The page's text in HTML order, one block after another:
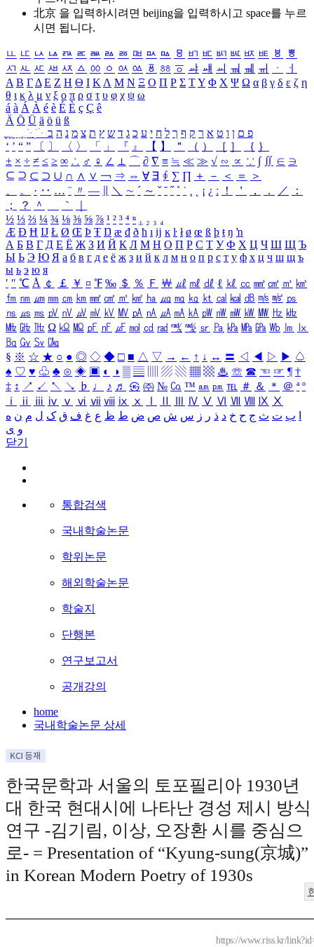
北京 을 입력하시려면 beijing을 입력하시고 space를 누르
시면 됩니다.
ㅥ ㅦ ㅧ ㅨ ㅩ ㅪ ㅫ ㅬ ㅭ ㅮ ㅯ ㅰ ㅱ ㅲ ㅳ ㅴ ㅵ ㅶ ㅷ ㅸ
ㅹ
ㅺ ㅻ ㅼ ㅽ ㅾ ㅿ ㆀ ㆁ ㆂ ㆃ ㆄ ㆅ ㆆ ㆇ ㆈ ㆉ ㆊ ㆋ ㆌ ㆍ
ㆎ
Α Β ΓΔ Ε Ζ Η Θ Ι ΚΛ Μ Ν Ξ Ο Π Ρ Σ ΤΥ Φ Χ Ψ Ω α β γ δ ε ζ η
θ ι κ λ μ ν ξ ο π ρ σ τ υ φ χ ψ ω
á à Á À é è É È ç Ç ê
Ä Ö Ü ä ö ü ß
ִֶֹ ֻּ ׁׂ פ ם ן ו ט א ר ק ף ך ל ח י ע כ ג ד ש ץ ת צ מ נ ה ב
‘ ’ “ ” 〔 〕 〈 〉 「 」 『 』 【 】 ＂ （ ） ［ ］ ｛ ｝
± × ÷ ≠ ≤ ≥ ∞ ∴ ♂ ♀ ∠ ⊥ ⌒ ∂ ∇ ≡ ≒ ≪ ≫ √ ∽ ∝ ∵ ∫ ∬ ∈ ∋
⊆ ⊇ ⊂ ⊃ ∪ ∩ ∧ ∨ ￢ ⇒ ⇔ ∀ ∃ ∮ ∑ ∏ ＋ － ＜ ＝
＞
、
。 · ‥ … ¨ 〃 ― ＼ ∼ ´ ～ ˇ ˘ ˝ ˚ ˙ ¸ ¡ ¿ ː ！ ＇ ， ． ／
：
；
？ ＾ ｀
½ ⅓ ⅔ ¼ ¾ ⅛ ⅜ ⅝ ⅞ ¹ ² ³ ⁴ ⁿ ₁ ₂ ₃ ₄
Æ Ð Ħ Ĳ Ł Ø Œ Þ Ŧ Ŋ æ đ ð ħ ı ĳ ĸ ŀ ł ø œ ß þ ŧ ŋ ŉ
А Б В Г Д Е Ё Ж З И Й К Л М Н О П Р С Т У Ф Х Ц Ч Ш Щ Ъ
Ы Ь Э Ю Я а б в г д е ё ж з и й к л м н о п р с т у ф х ц ч ш щ ъ
ы ь э ю я
′ ″ ℃ Å ￠ ￡ ￥ ¤ ℉ ‰ ＄ ％ Ｆ ￦ ㎕ ㎖ ㎗ ℓ ㎘ ㏄ ㎣ ㎤ ㎥ ㎦
㎙ ㎚ ㎛ ㎜ ㎝ ㎞ ㎟ ㎠ ㎡ ㎢ ㏊ ㎍ ㎎ ㎏ ㏏ ㎈ ㎉ ㏈ ㎧ ㎨ ㎰
㎱ ㎲ ㎳ ㎴ ㎵ ㎶ ㎷ ㎸ ㎹ ㎀ ㎁ ㎂ ㎃ ㎄ ㎺ ㎻ ㎽ ㎾ ㎿ ㎐ ㎑
㎒ ㎓ ㎔ Ω ㏀ ㏁ ㎊ ㎋ ㎌ ㏖ ㏅ ㎭ ㎮ ㎯ ㏛ ㎩ ㎪ ㎫ ㎬ ㏝ ㏐
㏓
㏃ ㏉ ㏜ ㏆
§ ※ ☆ ★ ○ ● ◎ ◇ ◆ □ ■ △ ▽ → ← ↑ ↓ ↔ 〓 ◁ ◀ ▷ ▶ ♤
♠ ♡ ♥ ♧ ♣ ⊙ ◈ ▣ ◐ ◑ ▒ ▤ ▨ ▧ ▦ ▩ ♨ ☏ ☎ ☜ ☞ ¶ †
‡ ↕ ↗ ↙ ↖ ↘ ♭ ♩ ♪ ♬ ㉿ ㈜ № ㏇ ™ ㏂ ㏘ ℡ ＃ ＆ ＊ ＠ ª º
ⅰ
ⅱ ⅲ ⅳ ⅴ ⅵ ⅶ ⅷ ⅸ ⅹ Ⅳ Ⅴ Ⅵ Ⅶ Ⅷ Ⅸ Ⅹ
ب ت ث ج ح خ د ذ ر ز س ش ص ض ط ظ ع غ ف ق ک ل م ن ه
و ی
닫기
통합검색
국내학술논문
학위논문
해외학술논문
학술지
단행본
연구보고서
공개강의
home
국내학술논문 상세
한국문학과 서울의 토포필리아 1930년
대 한국 현대시에 나타난 경성 제시 방식
연구 -김기림, 이상, 오장환 시를 중심으
로- = Presentation of “Kyung-sung(京城)”
in Korean Modern Poetry of 1930s
https://www.riss.kr/